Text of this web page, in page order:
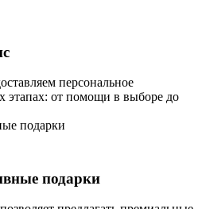
персональное
этапах: от помощи в выборе до
подарки